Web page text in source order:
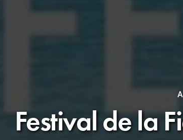
Festival de la